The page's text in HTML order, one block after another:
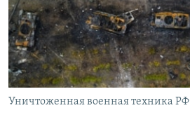
ПРОПАВШИЕ БЕЗ ВЕСТИ
ПОБЕДИТЕЛЕЙ НЕ СУДЯТ?
КРЫМ.НЕПОКОРЕННЫЙ
ELIFBE
УКРАИНСКАЯ ПРОБЛЕМА КРЫМА
ПРИСОЕДИНЯЙТЕСЬ!
Уничтоженная военная техника РФ